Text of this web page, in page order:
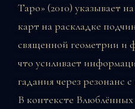
Таро» (2010) указывает
карт на раскладке
священной геометрии и
что усиливает
гадания через резонанс
В контексте Влюблённых